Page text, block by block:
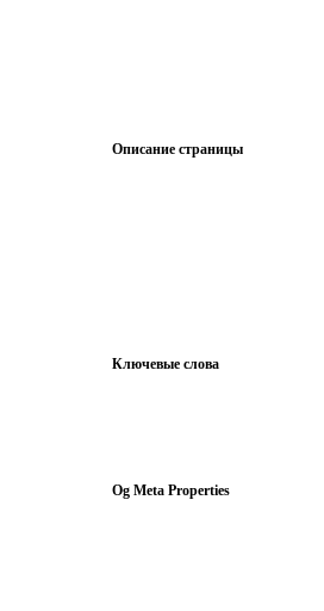
Описание страницы
Ключевые слова
Og Meta Properties